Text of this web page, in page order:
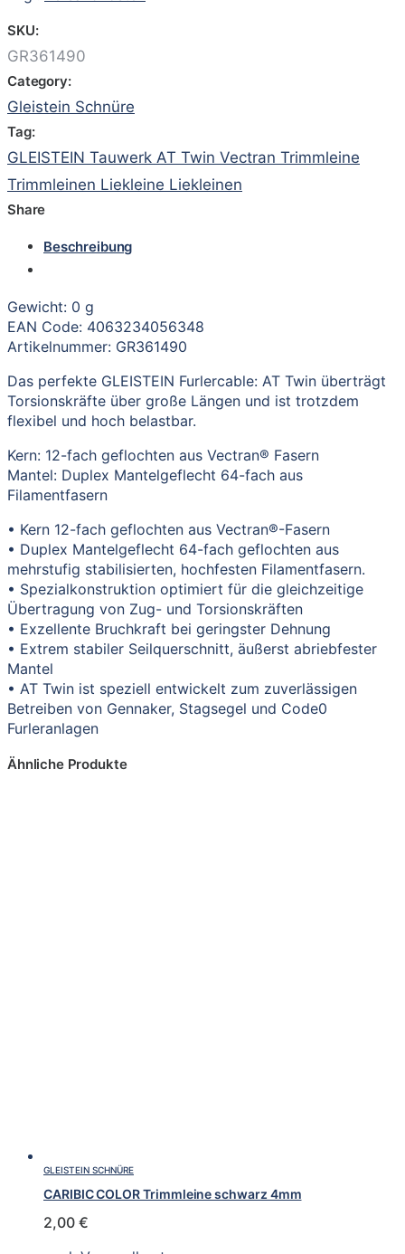
SKU:
GR361490
Category:
Gleistein Schnüre
Tag:
GLEISTEIN Tauwerk AT Twin Vectran Trimmleine
Trimmleinen Liekleine Liekleinen
Share
Beschreibung
Gewicht: 0 g
EAN Code: 4063234056348
Artikelnummer: GR361490
Das perfekte GLEISTEIN Furlercable: AT Twin überträgt
Torsionskräfte über große Längen und ist trotzdem
flexibel und hoch belastbar.
Kern: 12-fach geflochten aus Vectran® Fasern
Mantel: Duplex Mantelgeflecht 64-fach aus
Filamentfasern
• Kern 12-fach geflochten aus Vectran®-Fasern
• Duplex Mantelgeflecht 64-fach geflochten aus
mehrstufig stabilisierten, hochfesten Filamentfasern.
• Spezialkonstruktion optimiert für die gleichzeitige
Übertragung von Zug- und Torsionskräften
• Exzellente Bruchkraft bei geringster Dehnung
• Extrem stabiler Seilquerschnitt, äußerst abriebfester
Mantel
• AT Twin ist speziell entwickelt zum zuverlässigen
Betreiben von Gennaker, Stagsegel und Code0
Furleranlagen
Ähnliche Produkte
GLEISTEIN SCHNÜRE
CARIBIC COLOR Trimmleine schwarz 4mm
2,00 €